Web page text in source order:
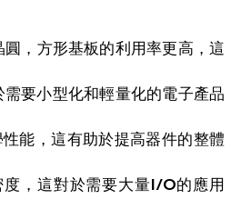
，方形基板的利用率更高，這
要小型化和輕量化的電子產品
能，這有助於提高器件的整體
，這對於需要大量I/O的應用